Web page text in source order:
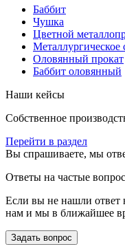
Баббит
Чушка
Цветной
Металлургическое
Оловянный прокат
Баббит оловянный
Наши кейсы
Собственное
Перейти в раздел
Вы спрашиваете, мы
Ответы на частые
Если вы не нашли ответ
нам и мы в ближайшее
Задать вопрос